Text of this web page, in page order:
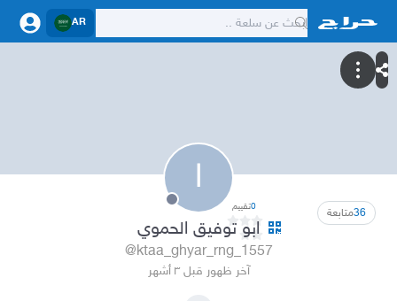
AR
ا
36متابعة 0تقييم
ابو توفيق الحموي
@ktaa_ghyar_rng_1557
آخر ظهور قبل ٣ أشهر